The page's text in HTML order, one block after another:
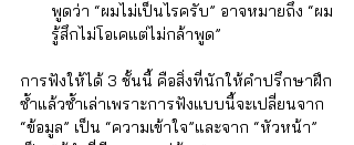
พูดว่า “ผมไม่เป็นไรครับ” อาจหมายถึง “ผม
รู้สึกไม่โอเคแต่ไม่กล้าพูด”
การฟังให้ได้ 3 ชั้นนี้ คือสิ่งที่นักให้คำปรึกษาฝึก
ซ้ำแล้วซ้ำเล่าเพราะการฟังแบบนี้จะเปลี่ยนจาก
“ข้อมูล” เป็น “ความเข้าใจ”และจาก “หัวหน้า”